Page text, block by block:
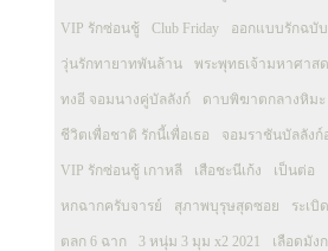
VIP รักซ่อนชู้ Club Friday ออกแบบรักฉบั
วุ่นรักทายาทพันล้าน พระพุทธเจ้ามหาศาส
ทงอี จอมนางคู่บัลลังก์ ดาบพิฆาตกลางหิมะ
ชีวิตเพื่อชาติ รักนี้เพื่อเธอ จอมราชันบัลลังก์
VIP รักซ่อนชู้ เกาหลี เสือชะนีเก้ง เป็นต่อ
หกฉากครับจารย์ สุภาพบุรุษสุดซอย ระเบิ
ตลก 6 ฉาก 3 หนุ่ม 3 มุม x2 2021 เลือดมัง